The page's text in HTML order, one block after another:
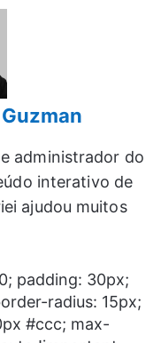
administrador do
interativo de
ajudou muitos
padding: 30px;
radius: 15px;
#ccc; max-